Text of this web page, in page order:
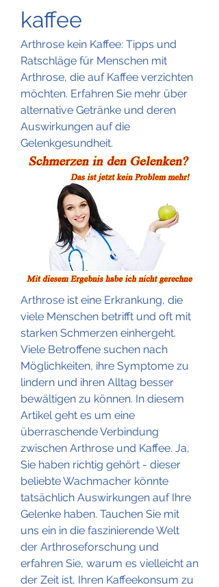
kaffee
Arthrose kein Kaffee: Tipps und
Ratschläge für Menschen mit
Arthrose, die auf Kaffee verzichten
möchten. Erfahren Sie mehr über
alternative Getränke und deren
Auswirkungen auf die
Gelenkgesundheit.
Arthrose ist eine Erkrankung, die
viele Menschen betrifft und oft mit
starken Schmerzen einhergeht.
Viele Betroffene suchen nach
Möglichkeiten, ihre Symptome zu
lindern und ihren Alltag besser
bewältigen zu können. In diesem
Artikel geht es um eine
überraschende Verbindung
zwischen Arthrose und Kaffee. Ja,
Sie haben richtig gehört - dieser
beliebte Wachmacher könnte
tatsächlich Auswirkungen auf Ihre
Gelenke haben. Tauchen Sie mit
uns ein in die faszinierende Welt
der Arthroseforschung und
erfahren Sie, warum es vielleicht an
der Zeit ist, Ihren Kaffeekonsum zu